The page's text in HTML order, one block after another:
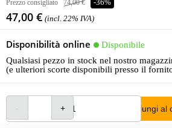
Prezzo consigliato 74,00 € -36%
47,00 € (incl. 22% IVA)
Disponibilità online
Disponibile
Qualsiasi pezzo in stock nel nostro
(e ulteriori scorte disponibili presso il
Aggiungi al